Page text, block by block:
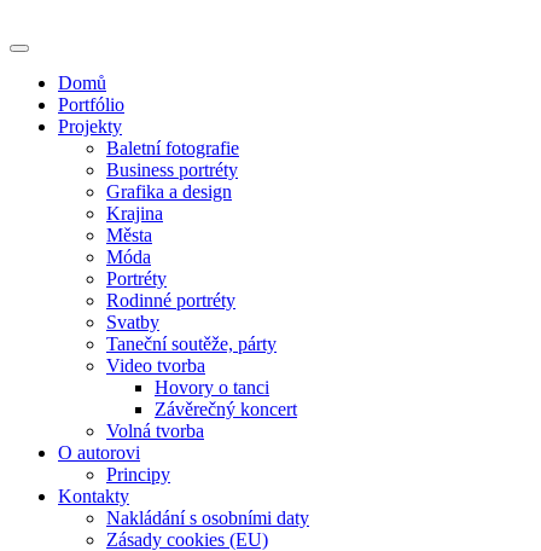
to
Domů
Portfólio
Projekty
Baletní fotografie
Business portréty
Grafika a design
Krajina
Města
Móda
Portréty
Rodinné portréty
Svatby
Taneční soutěže, párty
Video tvorba
Hovory o tanci
Závěrečný koncert
Volná tvorba
O autorovi
Principy
Kontakty
Nakládání s osobními daty
Zásady cookies (EU)